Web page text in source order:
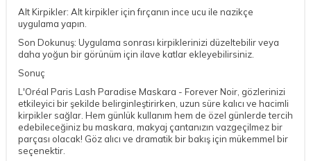
Alt Kirpikler: Alt kirpikler için fırçanın ince ucu ile nazikçe
uygulama yapın.
Son Dokunuş: Uygulama sonrası kirpiklerinizi düzeltebilir veya
daha yoğun bir görünüm için ilave katlar ekleyebilirsiniz.
Sonuç
L'Oréal Paris Lash Paradise Maskara - Forever Noir, gözlerinizi
etkileyici bir şekilde belirginleştirirken, uzun süre kalıcı ve hacimli
kirpikler sağlar. Hem günlük kullanım hem de özel günlerde tercih
edebileceğiniz bu maskara, makyaj çantanızın vazgeçilmez bir
parçası olacak! Göz alıcı ve dramatik bir bakış için mükemmel bir
seçenektir.